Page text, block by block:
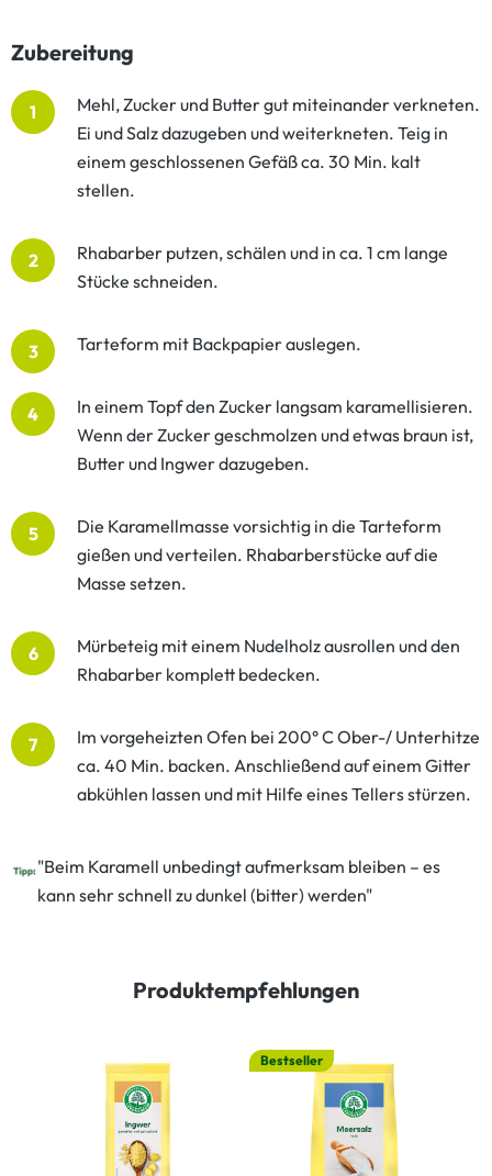
Zubereitung
1
Mehl, Zucker und Butter gut miteinander verkneten.
Ei und Salz dazugeben und weiterkneten. Teig in
einem geschlossenen Gefäß ca. 30 Min. kalt
stellen.
2
Rhabarber putzen, schälen und in ca. 1 cm lange
Stücke schneiden.
3 Tarteform mit Backpapier auslegen.
4
In einem Topf den Zucker langsam karamellisieren.
Wenn der Zucker geschmolzen und etwas braun ist,
Butter und Ingwer dazugeben.
5
Die Karamellmasse vorsichtig in die Tarteform
gießen und verteilen. Rhabarberstücke auf die
Masse setzen.
6
Mürbeteig mit einem Nudelholz ausrollen und den
Rhabarber komplett bedecken.
7
Im vorgeheizten Ofen bei 200° C Ober-/ Unterhitze
ca. 40 Min. backen. Anschließend auf einem Gitter
abkühlen lassen und mit Hilfe eines Tellers stürzen.
"Beim Karamell unbedingt aufmerksam bleiben – es
kann sehr schnell zu dunkel (bitter) werden"
Produktempfehlungen
Bestseller